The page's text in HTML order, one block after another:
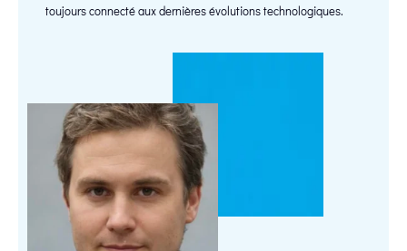
toujours connecté aux dernières évolutions technologiques.